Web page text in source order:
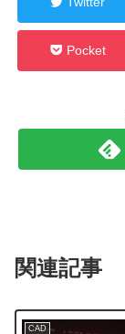
Pocket
関連記事
CAD